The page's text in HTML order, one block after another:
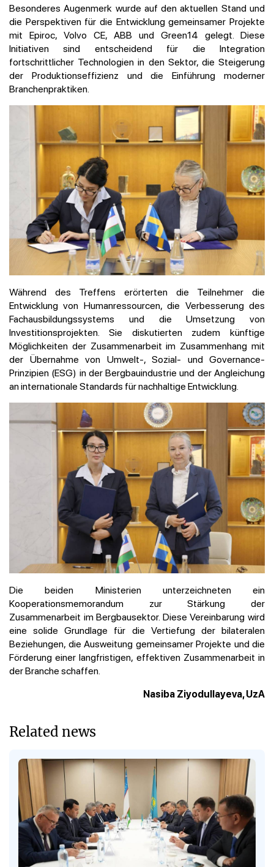
Besonderes Augenmerk wurde auf den aktuellen Stand und
die Perspektiven für die Entwicklung gemeinsamer Projekte
mit Epiroc, Volvo CE, ABB und Green14 gelegt. Diese
Initiativen sind entscheidend für die Integration
fortschrittlicher Technologien in den Sektor, die Steigerung
der Produktionseffizienz und die Einführung moderner
Branchenpraktiken.
Während des Treffens erörterten die Teilnehmer die
Entwicklung von Humanressourcen, die Verbesserung des
Fachausbildungssystems und die Umsetzung von
Investitionsprojekten. Sie diskutierten zudem künftige
Möglichkeiten der Zusammenarbeit im Zusammenhang mit
der Übernahme von Umwelt-, Sozial- und Governance-
Prinzipien (ESG) in der Bergbauindustrie und der Angleichung
an internationale Standards für nachhaltige Entwicklung.
Die beiden Ministerien unterzeichneten ein
Kooperationsmemorandum zur Stärkung der
Zusammenarbeit im Bergbausektor. Diese Vereinbarung wird
eine solide Grundlage für die Vertiefung der bilateralen
Beziehungen, die Ausweitung gemeinsamer Projekte und die
Förderung einer langfristigen, effektiven Zusammenarbeit in
der Branche schaffen.
Nasiba Ziyodullayeva, UzA
Related news